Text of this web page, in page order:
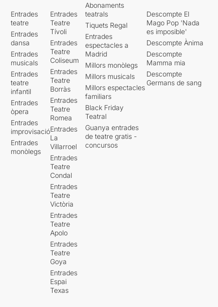
Entrades
teatre
Entrades
dansa
Entrades
musicals
Entrades
teatre
infantil
Entrades
òpera
Entrades
improvisació
Entrades
monòlegs
Entrades
Teatre
Tívoli
Entrades
Teatre
Coliseum
Entrades
Teatre
Borràs
Entrades
Teatre
Romea
Entrades
La
Villarroel
Entrades
Teatre
Condal
Entrades
Teatre
Victòria
Entrades
Teatre
Apolo
Entrades
Teatre
Goya
Entrades
Espai
Texas
Abonaments
teatrals
Tiquets Regal
Entrades
espectacles a
Madrid
Millors monòlegs
Millors musicals
Millors espectacles
familiars
Black Friday
Teatral
Guanya entrades
de teatre gratis -
concursos
Descompte El
Mago Pop 'Nada
es imposible'
Descompte Ànima
Descompte
Mamma mia
Descompte
Germans de sang